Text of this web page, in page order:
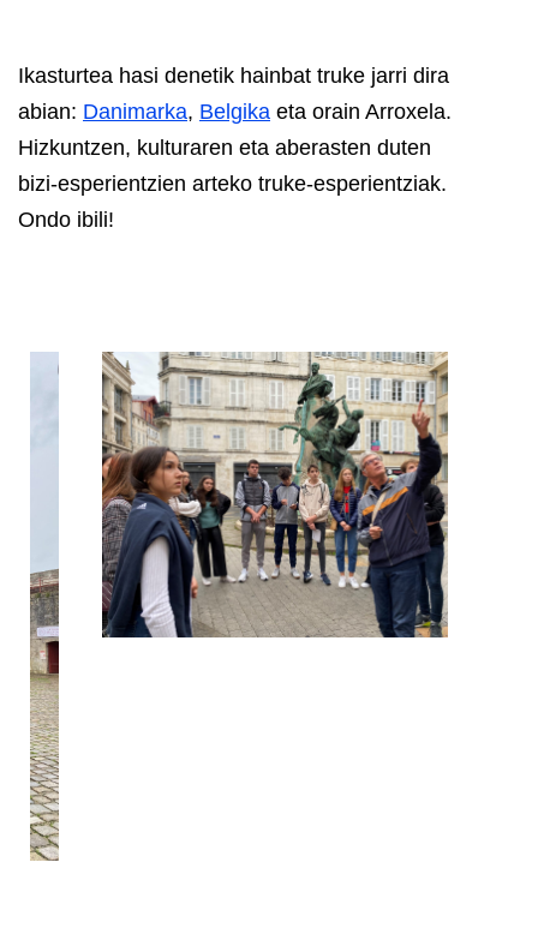
Ikasturtea hasi denetik hainbat truke jarri dira
abian: Danimarka, Belgika eta orain Arroxela.
Hizkuntzen, kulturaren eta aberasten duten
bizi-esperientzien arteko truke-esperientziak.
Ondo ibili!